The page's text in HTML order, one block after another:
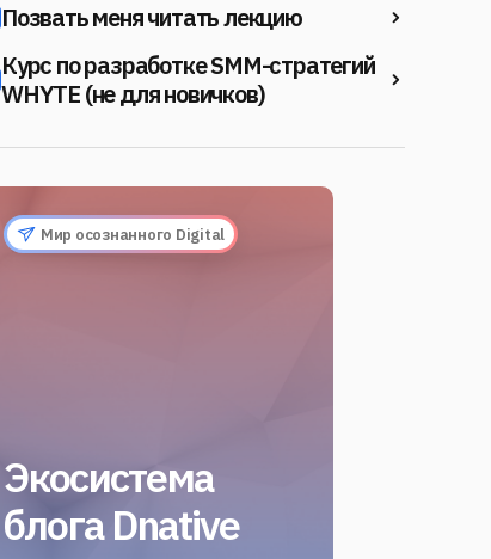
Позвать меня читать лекцию
Курс по разработке SMM-стратегий
WHYTE (не для новичков)
Мир осознанного Digital
Экосистема
блога Dnative